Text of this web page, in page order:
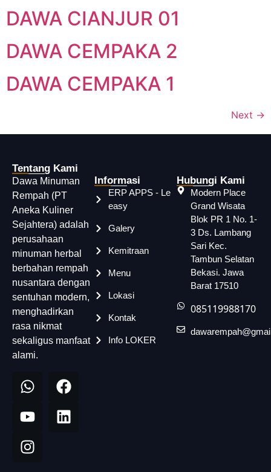
DAWA CIANJUR 01
DAWA CEMPAKA 2
DAWA CEMPAKA 1
Next →
Tentang Kami
Dawa Minuman
Rempah (PT
Aneka Kuliner
Sejahtera) adalah
perusahaan
minuman herbal
berbahan rempah
nusantara dengan
sentuhan modern,
menghadirkan
rasa nikmat
sekaligus manfaat
alami.
Informasi
ERP APPS - Le
easy
Galery
Kemitraan
Menu
Lokasi
Kontak
Info LOKER
Hubungi Kami
Modern Place
Grand Wisata
Blok PR 1 No. 1-
3 Ds. Lambang
Sari Kec.
Tambun Selatan
Bekasi. Jawa
Barat 17510
085119988170